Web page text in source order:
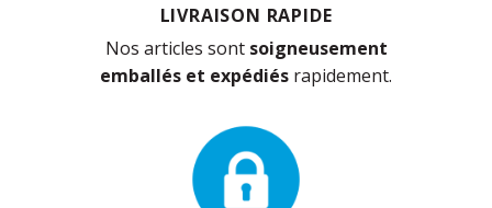
LIVRAISON RAPIDE
Nos articles sont soigneusement
emballés et expédiés rapidement.